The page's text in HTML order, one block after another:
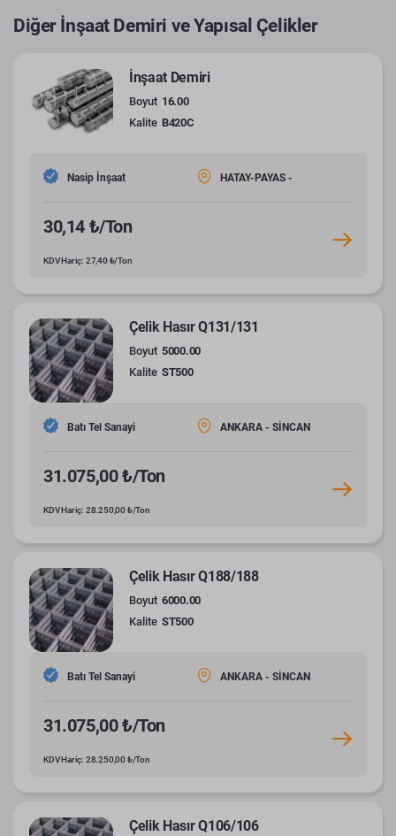
Diğer İnşaat Demiri ve Yapısal Çelikler
İnşaat Demiri
Boyut 16.00
Kalite B420C
Nasip İnşaat HATAY-PAYAS -
30,14 ₺/Ton
KDV Hariç: 27,40 ₺/Ton
Çelik Hasır Q131/131
Boyut 5000.00
Kalite ST500
Batı Tel Sanayi ANKARA - SİNCAN
31.075,00 ₺/Ton
KDV Hariç: 28.250,00 ₺/Ton
Çelik Hasır Q188/188
Boyut 6000.00
Kalite ST500
Batı Tel Sanayi ANKARA - SİNCAN
31.075,00 ₺/Ton
KDV Hariç: 28.250,00 ₺/Ton
Çelik Hasır Q106/106